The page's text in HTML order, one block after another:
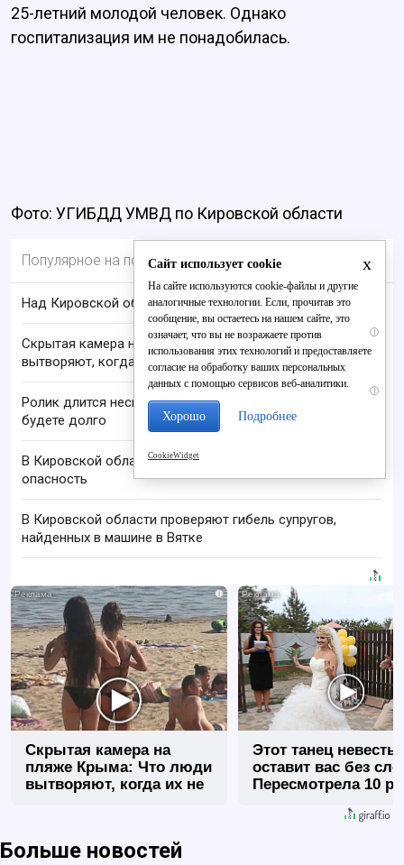
25-летний молодой человек. Однако
госпитализация им не понадобилась.
Фото: УГИБДД УМВД по Кировской области
Популярное на портале
Над Кировской областью сбили БПЛА
i
Скрытая камера на пляже Крыма: Что люди
вытворяют, когда их не видят...
i
Ролик длится несколько секунд, а смеяться вы
будете долго
В Кировской области отменили ракетную
опасность
В Кировской области проверяют гибель супругов,
найденных в машине в Вятке
i
Скрытая камера на
пляже Крыма: Что люди
вытворяют, когда их не
Этот танец невесты
оставит вас без
Пересмотрела 10
Больше новостей
x
Сайт использует cookie
На сайте используются cookie-файлы и другие
аналогичные технологии. Если, прочитав это
сообщение, вы остаетесь на нашем сайте, это
означает, что вы не возражаете против
использования этих технологий и предоставляете
согласие на обработку ваших персональных
данных с помощью сервисов веб-аналитики.
Хорошо Подробнее
CookieWidget